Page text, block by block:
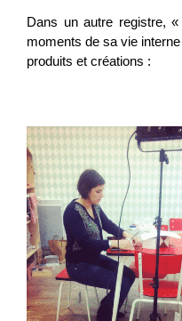
Dans un autre registre,
moments de sa vie
produits et créations :